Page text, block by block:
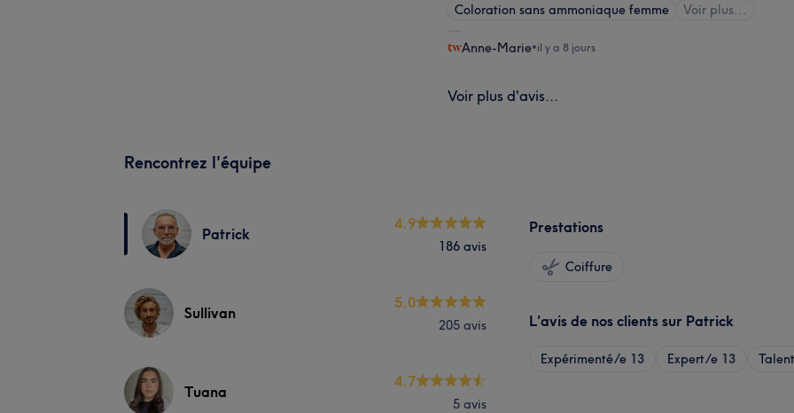
Coloration sans ammoniaque femme Voir plus...
Anne-Marie•il y a 8 jours
Voir plus d'avis...
Rencontrez l'équipe
Patrick
4.9
186 avis
Sullivan
5.0
205 avis
Tuana
4.7
5 avis
Prestations
Coiffure
L'avis de nos clients sur Patrick
Expérimenté/e 13 Expert/e 13